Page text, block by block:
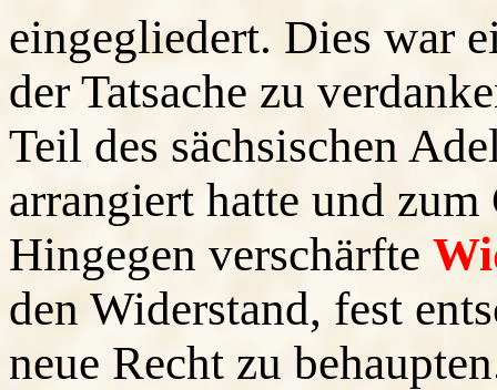
eingegliedert. Dies war
der Tatsache zu
Teil des sächsischen
arrangiert hatte und
Hingegen verschärfte
den Widerstand, fest
neue Recht zu